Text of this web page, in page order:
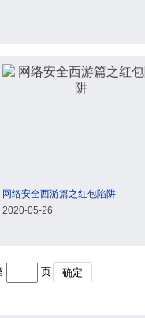
网络安全西游篇之红包陷阱
2020-05-26
页 确定